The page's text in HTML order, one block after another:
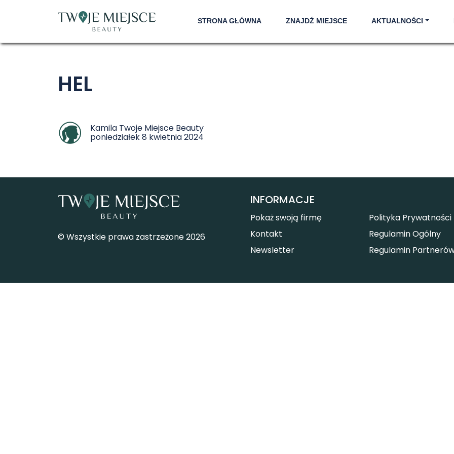
STRONA GŁÓWNA ZNAJDŹ MIEJSCE AKTUALNOŚCI
HEL
Kamila Twoje Miejsce Beauty
poniedziałek 8 kwietnia 2024
© Wszystkie prawa zastrzeżone 2026
INFORMACJE
Pokaż swoją firmę
Kontakt
Newsletter
Polityka Prywatności
Regulamin Ogólny
Regulamin